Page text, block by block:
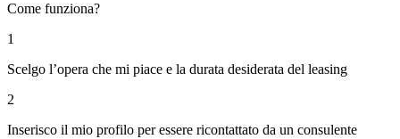
Come funziona?
1
Scelgo l’opera che mi piace e la durata desiderata del leasing
2
Inserisco il mio profilo per essere ricontattato da un consulente